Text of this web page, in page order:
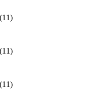
(11)
(11)
(11)